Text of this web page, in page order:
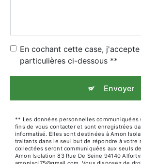
En cochant cette case,
particulières ci-dessous **
Envoyer
** Les données personnelles communiquées
fins de vous contacter et sont enregistrées
informatisé. Elles sont destinées à Amon
traitants dans le seul but de répondre à votre
collectées seront communiquées aux seuls
Amon Isolation 83 Rue De Seine 94140